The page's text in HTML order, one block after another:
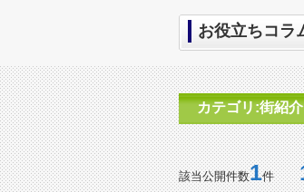
お役立ちコラ
カテゴリ:街紹介
該当公開件数1件